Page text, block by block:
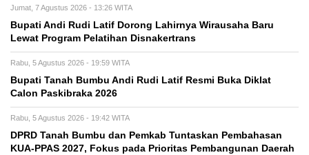
Jumat, 7 Agustus 2026 - 13:26 WITA
Bupati Andi Rudi Latif Dorong Lahirnya Wirausaha Baru
Lewat Program Pelatihan Disnakertrans
Rabu, 5 Agustus 2026 - 19:59 WITA
Bupati Tanah Bumbu Andi Rudi Latif Resmi Buka Diklat
Calon Paskibraka 2026
Rabu, 5 Agustus 2026 - 19:42 WITA
DPRD Tanah Bumbu dan Pemkab Tuntaskan Pembahasan
KUA-PPAS 2027, Fokus pada Prioritas Pembangunan Daerah